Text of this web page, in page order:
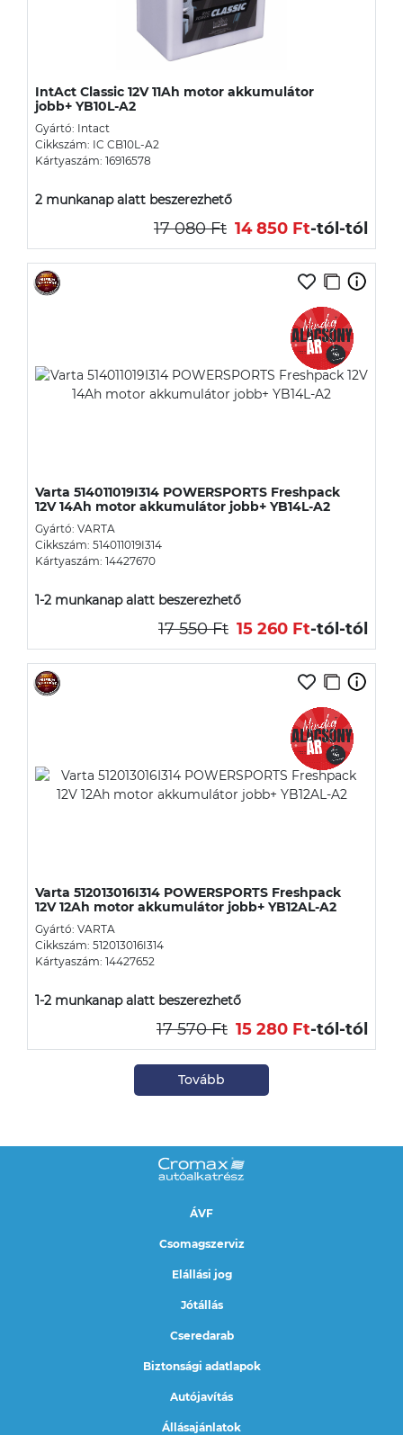
IntAct Classic 12V 11Ah motor akkumulátor
jobb+ YB10L-A2
Gyártó: Intact
Cikkszám: IC CB10L-A2
Kártyaszám: 16916578
2 munkanap alatt beszerezhető
17 080 Ft 14 850 Ft-tól-tól
Varta 514011019I314 POWERSPORTS Freshpack
12V 14Ah motor akkumulátor jobb+ YB14L-A2
Gyártó: VARTA
Cikkszám: 514011019I314
Kártyaszám: 14427670
1-2 munkanap alatt beszerezhető
17 550 Ft 15 260 Ft-tól-tól
Varta 512013016I314 POWERSPORTS Freshpack
12V 12Ah motor akkumulátor jobb+ YB12AL-A2
Gyártó: VARTA
Cikkszám: 512013016I314
Kártyaszám: 14427652
1-2 munkanap alatt beszerezhető
17 570 Ft 15 280 Ft-tól-tól
Tovább
ÁVF
Csomagszerviz
Elállási jog
Jótállás
Cseredarab
Biztonsági adatlapok
Autójavítás
Állásajánlatok